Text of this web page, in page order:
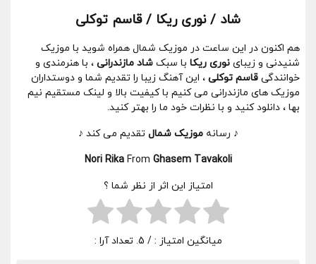
شاد / نوری ریکا / قاسم توکلی
هم اکنون در این ساعت در موزیک شمال همراه شوید با موزیک
شنیدنی و زیبای نوری ریکا با سبک شاد مازندرانی ، با هنرمندی و
خوانندگی قاسم توکلی ، این آهنگ زیبا را تقدیم شما و دوستداران
موزیک های مازندرانی می کنیم با کیفیت بالا و لینک مستقیم نیم
بها ، دانلود کنید و با نظرات خود ما را بهتر کنید.
♪ رسانهموزیک شمال تقدیم می کند ♪
Nori RikaFrom Ghasem Tavakoli
امتیاز این اثر از نظر شما ؟
میانگین امتیاز : / 5. تعداد آرا :